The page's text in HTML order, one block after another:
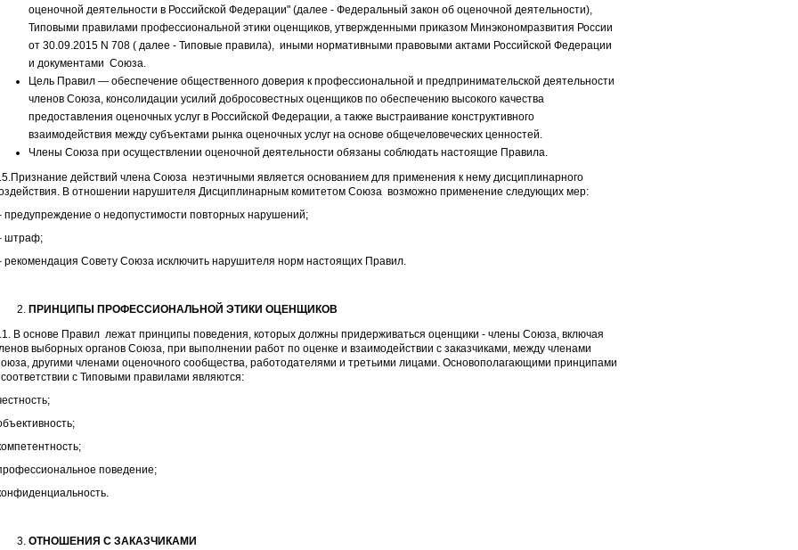
оценочной деятельности в Российской Федерации" (далее - Федеральный закон об оценочной деятельности),
Типовыми правилами профессиональной этики оценщиков, утвержденными приказом Минэкономразвития России
от 30.09.2015 N 708 ( далее - Типовые правила), иными нормативными правовыми актами Российской Федерации
и документами Союза.
Цель Правил — обеспечение общественного доверия к профессиональной и предпринимательской деятельности
членов Союза, консолидации усилий добросовестных оценщиков по обеспечению высокого качества
предоставления оценочных услуг в Российской Федерации, а также выстраивание конструктивного
взаимодействия между субъектами рынка оценочных услуг на основе общечеловеческих ценностей.
Члены Союза при осуществлении оценочной деятельности обязаны соблюдать настоящие Правила.
действий члена Союза неэтичными является основанием для применения к нему дисциплинарного
В отношении нарушителя Дисциплинарным комитетом Союза возможно применение следующих мер:
предупреждение о недопустимости повторных нарушений;
штраф;
рекомендация Совету Союза исключить нарушителя норм настоящих Правил.
ПРИНЦИПЫ ПРОФЕССИОНАЛЬНОЙ ЭТИКИ ОЦЕНЩИКОВ
В основе Правил лежат принципы поведения, которых должны придерживаться оценщики - члены Союза, включая
выборных органов Союза, при выполнении работ по оценке и взаимодействии с заказчиками, между членами
другими членами оценочного сообщества, работодателями и третьими лицами. Основополагающими принципами
соответствии с Типовыми правилами являются:
поведение;
ОТНОШЕНИЯ С ЗАКАЗЧИКАМИ